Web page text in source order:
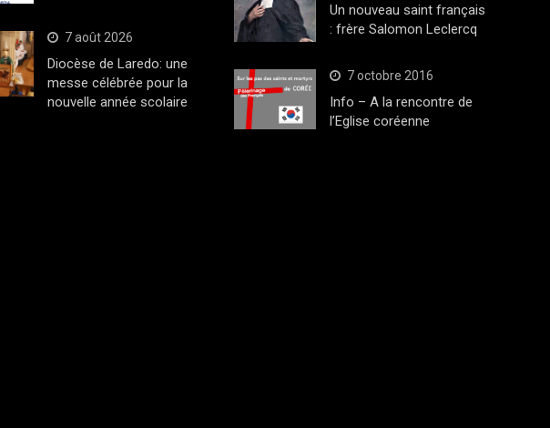
7 août 2026
Diocèse de Laredo: une
messe célébrée pour la
nouvelle année scolaire
Un nouveau saint français
: frère Salomon Leclercq
7 octobre 2016
Info – A la rencontre de
l’Eglise coréenne